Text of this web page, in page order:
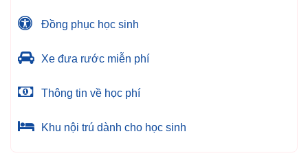
Đồng phục học sinh
Xe đưa rước miễn phí
Thông tin về học phí
Khu nội trú dành cho học sinh